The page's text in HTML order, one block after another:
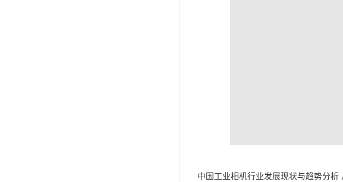
中国工业相机行业发展现状与趋势分